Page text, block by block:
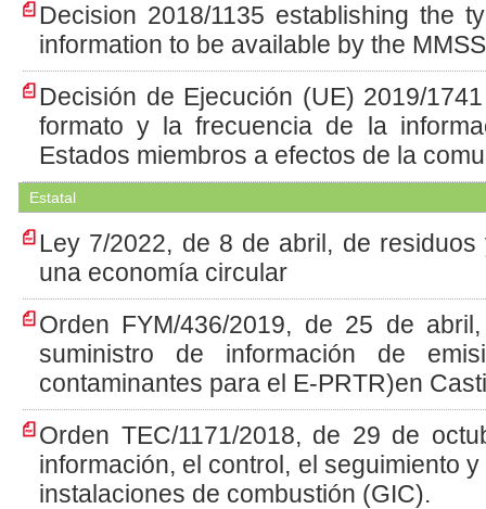
Decision 2018/1135 establishing the
information to be available by the
Decisión de Ejecución (UE) 2019/
formato y la frecuencia de la
Estados miembros a efectos de la
Estatal
Ley 7/2022, de 8 de abril, de
una economía circular
Orden FYM/436/2019, de 25 de
suministro de información de
contaminantes para el E-PRTR)en
Orden TEC/1171/2018, de 29 de
información, el control, el seguimiento
instalaciones de combustión (GIC).